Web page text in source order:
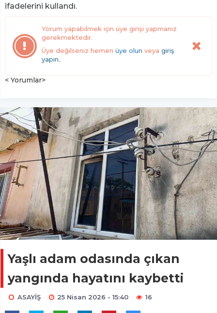
ifadelerini kullandı.
Yorum yapabilmek için üye girişi yapmanız
gerekmektedir.
Üye değilseniz hemen üye olun veya giriş
yapın..
< Yorumlar>
Yaşlı adam odasında çıkan
yangında hayatını kaybetti
ASAYİŞ 25 Nisan 2026 - 15:40 16